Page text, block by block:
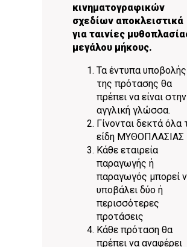
κινηματογραφικών
σχεδίων αποκλειστικά
για ταινίες
μεγάλου μήκους.
Τα έντυπα υποβολής
της πρότασης θα
πρέπει να είναι στην
αγγλική γλώσσα.
Γίνονται δεκτά όλα
είδη ΜΥΘΟΠΛΑΣΙΑΣ
Κάθε εταιρεία
παραγωγής ή
παραγωγός μπορεί
υποβάλει δύο ή
περισσότερες
προτάσεις
Κάθε πρόταση θα
πρέπει να αναφέρει